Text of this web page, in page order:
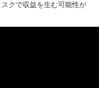
クで収益を生む可能性が